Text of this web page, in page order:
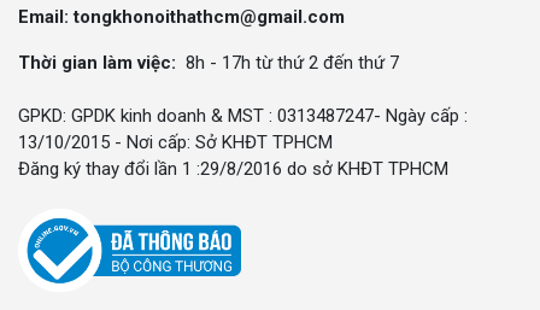
Email: tongkhonoithathcm@gmail.com
Thời gian làm việc: 8h - 17h từ thứ 2 đến thứ 7
GPKD: GPDK kinh doanh & MST : 0313487247- Ngày cấp :
13/10/2015 - Nơi cấp: Sở KHĐT TPHCM
Đăng ký thay đổi lần 1 :29/8/2016 do sở KHĐT TPHCM